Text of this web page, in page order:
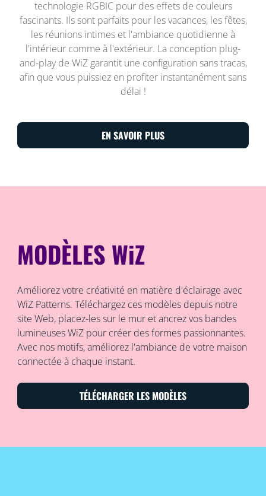
technologie RGBIC pour des effets de couleurs
fascinants. Ils sont parfaits pour les vacances, les fêtes,
les réunions intimes et l'ambiance quotidienne à
l'intérieur comme à l'extérieur. La conception plug-
and-play de WiZ garantit une configuration sans tracas,
afin que vous puissiez en profiter instantanément sans
délai !
EN SAVOIR PLUS
MODÈLES WiZ
Améliorez votre créativité en matière d'éclairage avec
WiZ Patterns. Téléchargez ces modèles depuis notre
site Web, placez-les sur le mur et ancrez vos bandes
lumineuses WiZ pour créer des formes passionnantes.
Avec nos motifs, améliorez l'ambiance de votre maison
connectée à chaque instant.
TÉLÉCHARGER LES MODÈLES